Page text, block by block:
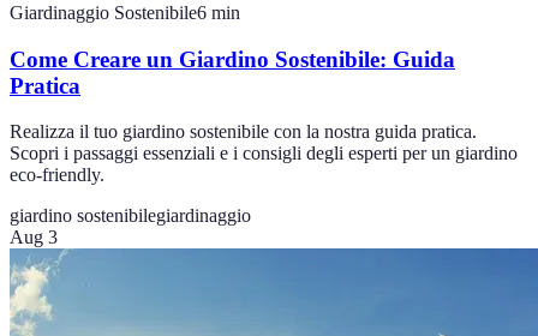
Giardinaggio Sostenibile6 min
Come Creare un Giardino Sostenibile: Guida
Pratica
Realizza il tuo giardino sostenibile con la nostra guida pratica.
Scopri i passaggi essenziali e i consigli degli esperti per un giardino
eco-friendly.
giardino sostenibilegiardinaggio
Aug 3